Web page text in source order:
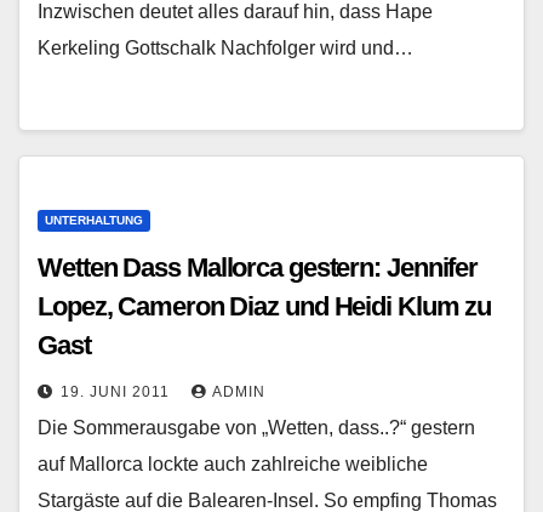
Inzwischen deutet alles darauf hin, dass Hape
Kerkeling Gottschalk Nachfolger wird und…
UNTERHALTUNG
Wetten Dass Mallorca gestern: Jennifer
Lopez, Cameron Diaz und Heidi Klum zu
Gast
19. JUNI 2011 ADMIN
Die Sommerausgabe von „Wetten, dass..?“ gestern
auf Mallorca lockte auch zahlreiche weibliche
Stargäste auf die Balearen-Insel. So empfing Thomas